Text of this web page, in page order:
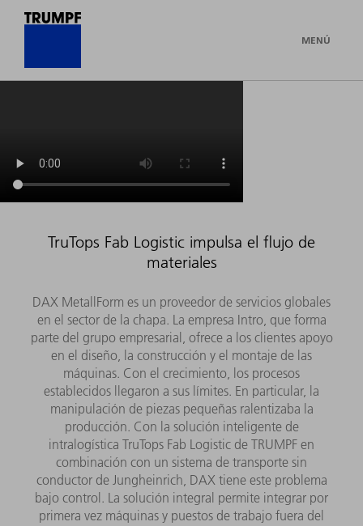
MENÚ
TruTops Fab Logistic impulsa el flujo de
materiales
DAX MetallForm es un proveedor de servicios globales
en el sector de la chapa. La empresa Intro, que forma
parte del grupo empresarial, ofrece a los clientes apoyo
en el diseño, la construcción y el montaje de las
máquinas. Con el crecimiento, los procesos
establecidos llegaron a sus límites. En particular, la
manipulación de piezas pequeñas ralentizaba la
producción. Con la solución inteligente de
intralogística TruTops Fab Logistic de TRUMPF en
combinación con un sistema de transporte sin
conductor de Jungheinrich, DAX tiene este problema
bajo control. La solución integral permite integrar por
primera vez máquinas y puestos de trabajo fuera del